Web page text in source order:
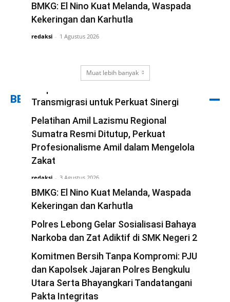
BMKG: El Nino Kuat Melanda, Waspada
Kekeringan dan Karhutla
redaksi - 1 Agustus 2026
Muat lebih banyak
BERITA PILIHAN
Kapolres Bengkulu Utara Sambut Tim
Transmigrasi untuk Perkuat Sinergi
Pembangunan Kawasan
redaksi - 5 Agustus 2026
Pelatihan Amil Lazismu Regional
Sumatra Resmi Ditutup, Perkuat
Profesionalisme Amil dalam Mengelola
Zakat
redaksi - 3 Agustus 2026
BMKG: El Nino Kuat Melanda, Waspada
Kekeringan dan Karhutla
redaksi - 1 Agustus 2026
Polres Lebong Gelar Sosialisasi Bahaya
Narkoba dan Zat Adiktif di SMK Negeri 2
Lebong
redaksi - 31 Juli 2026
Komitmen Bersih Tanpa Kompromi: PJU
dan Kapolsek Jajaran Polres Bengkulu
Utara Serta Bhayangkari Tandatangani
Pakta Integritas